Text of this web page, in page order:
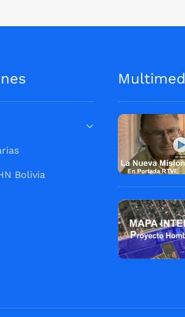
Bolivia